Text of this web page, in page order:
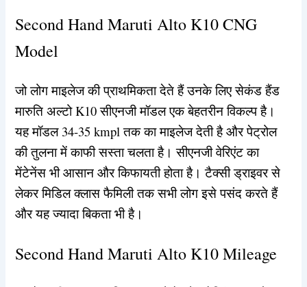
Second Hand Maruti Alto K10 CNG
Model
जो लोग माइलेज की प्राथमिकता देते हैं उनके लिए सेकंड हैंड
मारुति अल्टो K10 सीएनजी मॉडल एक बेहतरीन विकल्प है।
यह मॉडल 34-35 kmpl तक का माइलेज देती है और पेट्रोल
की तुलना में काफी सस्ता चलता है। सीएनजी वेरिएंट का
मेंटेनेंस भी आसान और किफायती होता है। टैक्सी ड्राइवर से
लेकर मिडिल क्लास फैमिली तक सभी लोग इसे पसंद करते हैं
और यह ज्यादा बिकता भी है।
Second Hand Maruti Alto K10 Mileage